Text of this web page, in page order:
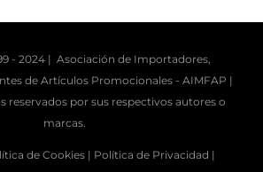
- 2024 | Asociación de Importadores,
de Artículos Promocionales - AIMFAP |
reservados por sus respectivos autores o
marcas.
de Cookies | Política de Privacidad |